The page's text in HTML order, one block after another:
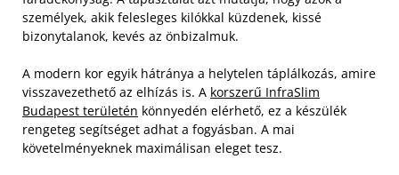
személyek, akik felesleges kilókkal küzdenek, kissé
bizonytalanok, kevés az önbizalmuk.
A modern kor egyik hátránya a helytelen táplálkozás, amire
visszavezethető az elhízás is. A korszerű InfraSlim
Budapest területén könnyedén elérhető, ez a készülék
rengeteg segítséget adhat a fogyásban. A mai
követelményeknek maximálisan eleget tesz.